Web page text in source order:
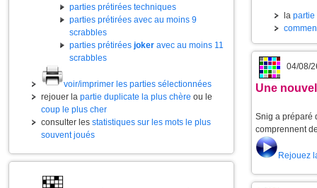
parties prétirées techniques
parties prétirées avec au moins 9
scrabbles
parties prétirées joker avec au moins 11
scrabbles
voir/imprimer les parties sélectionnées
rejouer la partie duplicate la plus chère ou le
coup le plus cher
consulter les statistiques sur les mots le plus
souvent joués
la partie
04/08/
Une
Snig a préparé
comprennent
Rejouez